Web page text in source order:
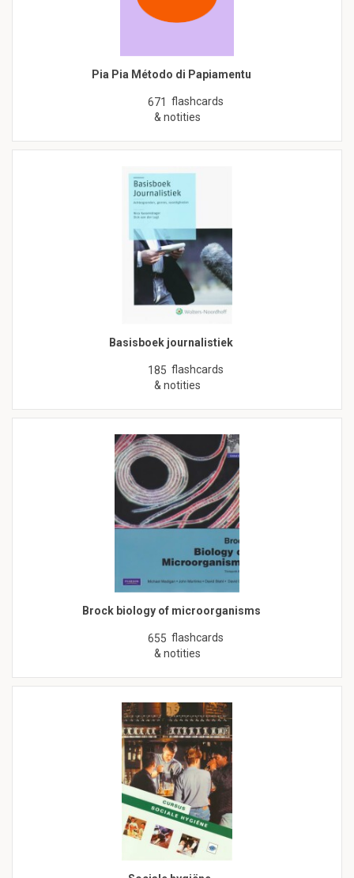
Pia Pia Método di Papiamentu
671 flashcards
& notities
Basisboek journalistiek
185 flashcards
& notities
Brock biology of microorganisms
655 flashcards
& notities